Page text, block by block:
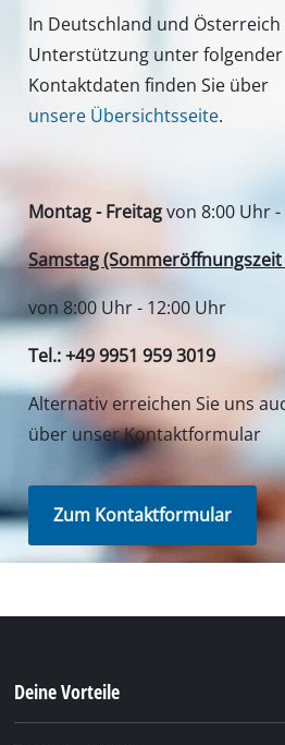
In Deutschland und
Unterstützung unter
Kontaktdaten finden Sie über
unsere Übersichtsseite.
Montag - Freitagvon 8:00 Uhr
Samstag (Sommeröffnungszeit
von 8:00 Uhr - 12:00 Uhr
Tel.: +49 9951 959 3019
Alternativ erreichen Sie uns
über unser Kontaktformular
Zum Kontaktformular
Deine Vorteile